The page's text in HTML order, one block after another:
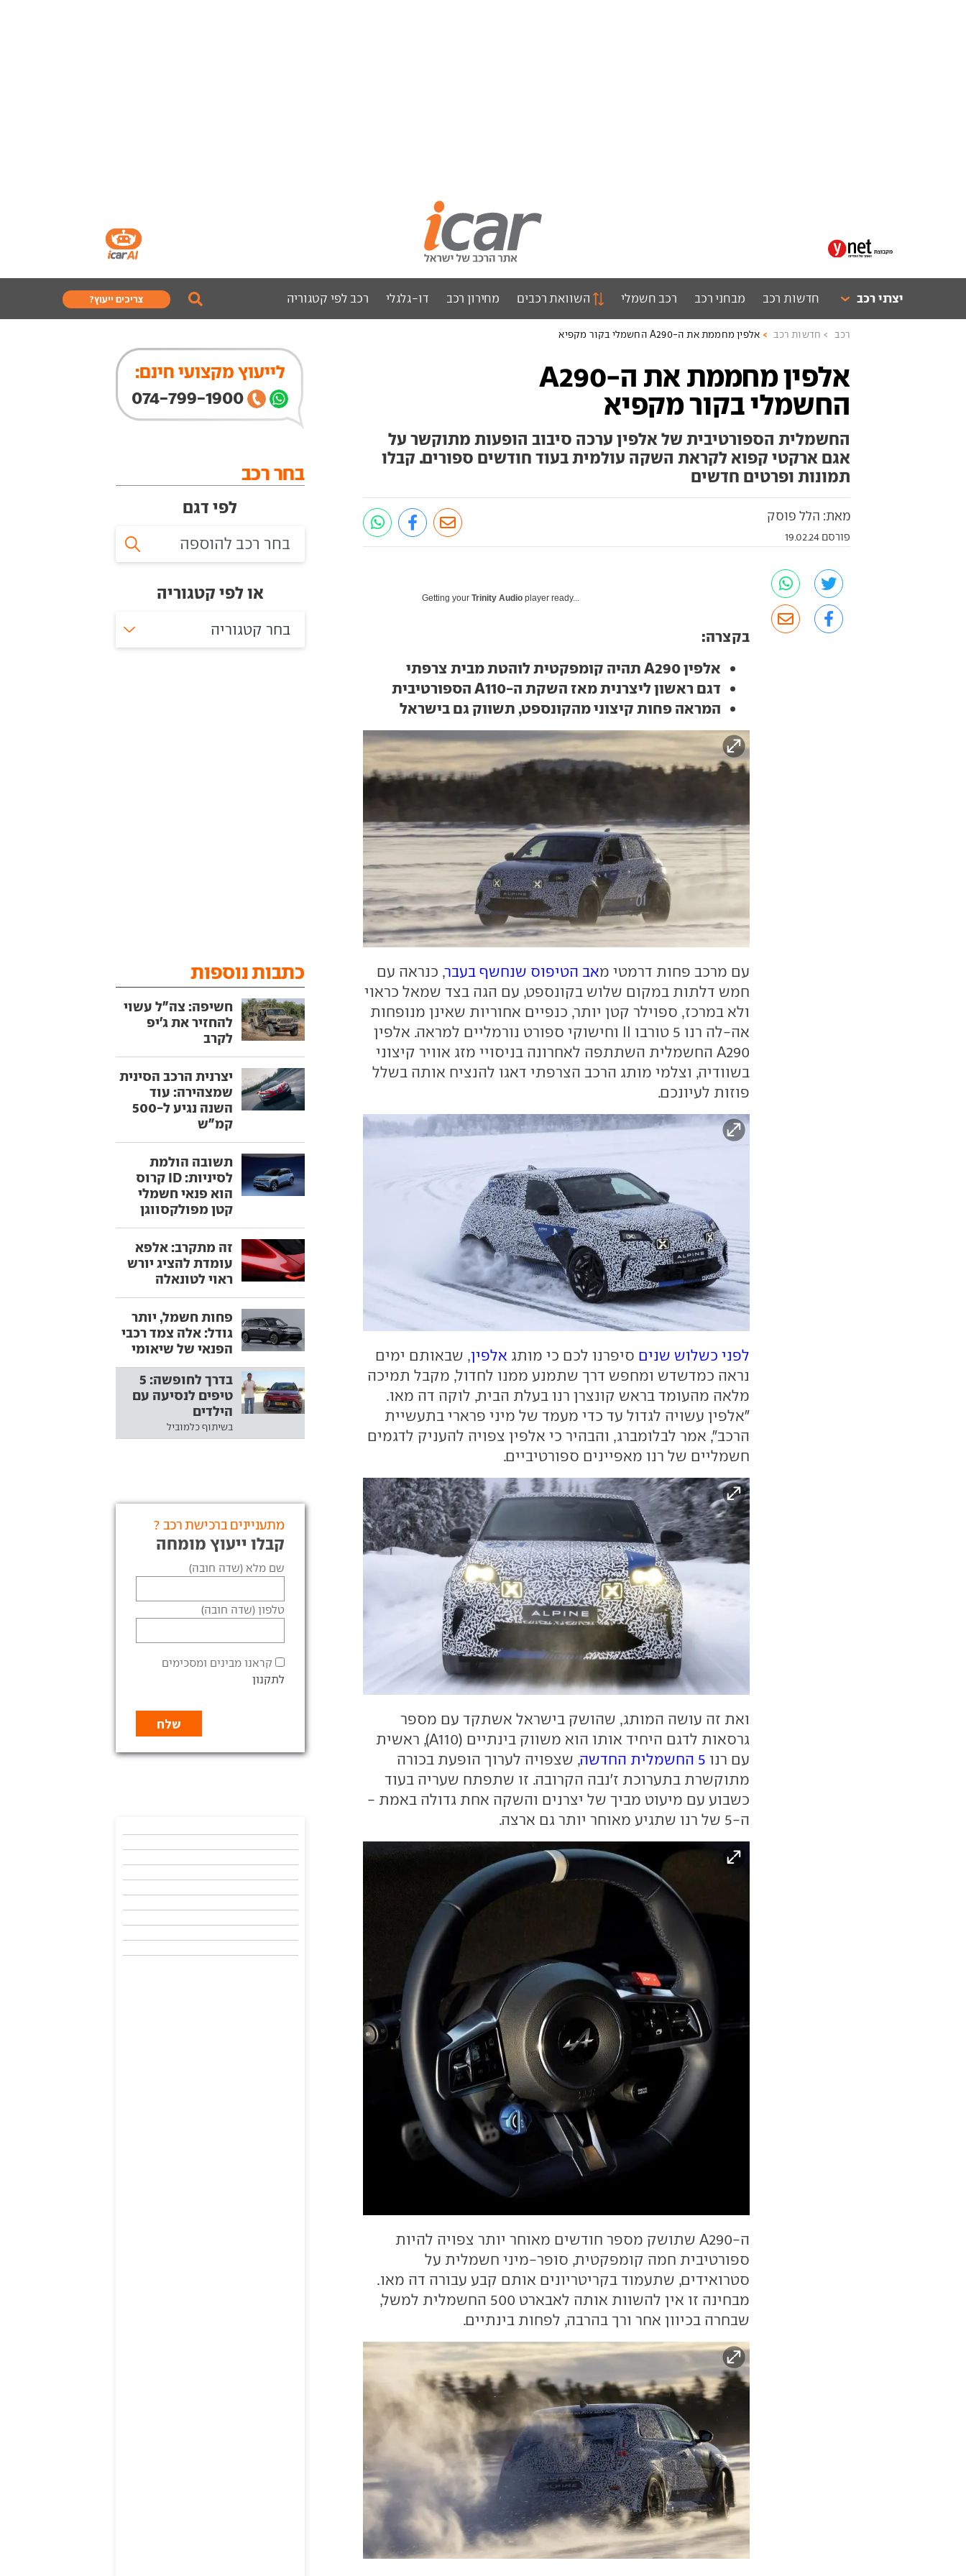
יצרני רכב חדשות רכב מבחני רכב רכב חשמלי השוואת רכבים מחירון רכב דו-גלגלי רכב לפי קטגוריה צריכים ייעוץ?
רכב חדשות רכב אלפין מחממת את ה-A290 החשמלי בקור מקפיא
אלפין מחממת את ה-A290
החשמלי בקור מקפיא
החשמלית הספורטיבית של אלפין ערכה סיבוב הופעות מתוקשר על
אגם ארקטי קפוא לקראת השקה עולמית בעוד חודשים ספורים. קבלו
תמונות ופרטים חדשים
מאת: הלל פוסק
פורסם 19.02.24
Getting yourTrinity Audio player ready...
בקצרה:
אלפין A290 תהיה קומפקטית לוהטת מבית צרפתי
דגם ראשון ליצרנית מאז השקת ה-A110 הספורטיבית
המראה פחות קיצוני מהקונספט, תשווק גם בישראל
עם מרכב פחות דרמטי מאב הטיפוס שנחשף בעבר, כנראה עם
חמש דלתות במקום שלוש בקונספט, עם הגה בצד שמאל כראוי
ולא במרכז, ספוילר קטן יותר, כנפיים אחוריות שאינן מנופחות
אה-לה רנו 5 טורבו II וחישוקי ספורט נורמליים למראה. אלפין
A290 החשמלית השתתפה לאחרונה בניסויי מזג אוויר קיצוני
בשוודיה, וצלמי מותג הרכב הצרפתי דאגו להנציח אותה בשלל
פוזות לעיונכם.
לפני כשלוש שנים סיפרנו לכם כי מותג אלפין, שבאותם ימים
נראה כמדשדש ומחפש דרך שתמנע ממנו לחדול, מקבל תמיכה
מלאה מהעומד בראש קונצרן רנו בעלת הבית, לוקה דה מאו.
"אלפין עשויה לגדול עד כדי מעמד של מיני פרארי בתעשיית
הרכב", אמר לבלומברג, והבהיר כי אלפין צפויה להעניק לדגמים
חשמליים של רנו מאפיינים ספורטיביים.
ואת זה עושה המותג, שהושק בישראל אשתקד עם מספר
גרסאות לדגם היחיד אותו הוא משווק בינתיים (A110), ראשית
עם רנו 5 החשמלית החדשה
, שצפויה לערוך הופעת בכורה
מתוקשרת בתערוכת ז'נבה הקרובה. זו שתפתח שעריה בעוד
כשבוע עם מיעוט מביך של יצרנים והשקה אחת גדולה באמת -
ה-5 של רנו שתגיע מאוחר יותר גם ארצה.
ה-A290 שתושק מספר חודשים מאוחר יותר צפויה להיות
ספורטיבית חמה קומפקטית, סופר-מיני חשמלית על
סטרואידים, שתעמוד בקריטריונים אותם קבע עבורה דה מאו.
מבחינה זו אין להשוות אותה לאבארט 500 החשמלית למשל,
שבחרה בכיוון אחר ורך בהרבה, לפחות בינתיים.
לייעוץ מקצועי חינם:
074-799-1900
בחר רכב
לפי דגם
או לפי קטגוריה
בחר קטגוריה
כתבות נוספות
חשיפה: צה"ל עשוי
להחזיר את ג'יפ
לקרב
יצרנית הרכב הסינית
שמצהירה: עוד
השנה נגיע ל-500
קמ"ש
תשובה הולמת
לסיניות: ID קרוס
הוא פנאי חשמלי
קטן מפולקסווגן
זה מתקרב: אלפא
עומדת להציג יורש
ראוי לטונאלה
פחות חשמל, יותר
גודל: אלה צמד רכבי
הפנאי של שיאומי
בדרך לחופשה: 5
טיפים לנסיעה עם
הילדים
בשיתוף כלמוביל
מתעניינים ברכישת רכב ?
קבלו ייעוץ מומחה
שם מלא (שדה חובה)
טלפון (שדה חובה)
קראנו מבינים ומסכימים
לתקנון